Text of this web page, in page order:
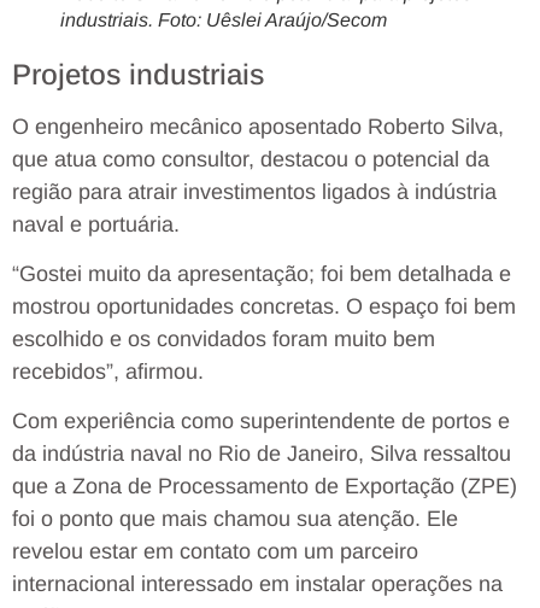
industriais. Foto: Uêslei Araújo/Secom
Projetos industriais
O engenheiro mecânico aposentado Roberto Silva,
que atua como consultor, destacou o potencial da
região para atrair investimentos ligados à indústria
naval e portuária.
“Gostei muito da apresentação; foi bem detalhada e
mostrou oportunidades concretas. O espaço foi bem
escolhido e os convidados foram muito bem
recebidos”, afirmou.
Com experiência como superintendente de portos e
da indústria naval no Rio de Janeiro, Silva ressaltou
que a Zona de Processamento de Exportação (ZPE)
foi o ponto que mais chamou sua atenção. Ele
revelou estar em contato com um parceiro
internacional interessado em instalar operações na